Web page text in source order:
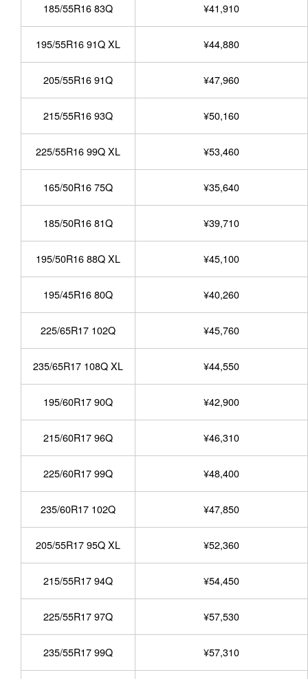
185/55R16 83Q ¥41,910
195/55R16 91Q XL ¥44,880
205/55R16 91Q ¥47,960
215/55R16 93Q ¥50,160
225/55R16 99Q XL ¥53,460
165/50R16 75Q ¥35,640
185/50R16 81Q ¥39,710
195/50R16 88Q XL ¥45,100
195/45R16 80Q ¥40,260
225/65R17 102Q ¥45,760
235/65R17 108Q XL ¥44,550
195/60R17 90Q ¥42,900
215/60R17 96Q ¥46,310
225/60R17 99Q ¥48,400
235/60R17 102Q ¥47,850
205/55R17 95Q XL ¥52,360
215/55R17 94Q ¥54,450
225/55R17 97Q ¥57,530
235/55R17 99Q ¥57,310